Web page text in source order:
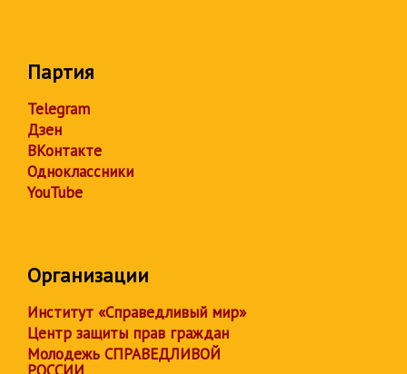
Партия
Telegram
Дзен
ВКонтакте
Одноклассники
YouTube
Организации
Институт «Справедливый мир»
Центр защиты прав граждан
Молодежь СПРАВЕДЛИВОЙ